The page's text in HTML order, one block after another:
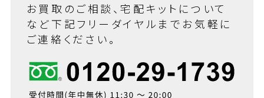
お買取のご相談、宅配キットについて
など下記フリーダイヤルまでお気軽に
ご連絡ください。